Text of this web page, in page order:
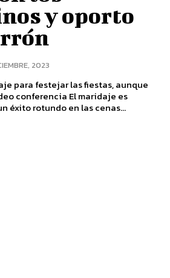
y oporto
2023
para festejar las fiestas, aunque
conferencia El maridaje es
éxito rotundo en las cenas...